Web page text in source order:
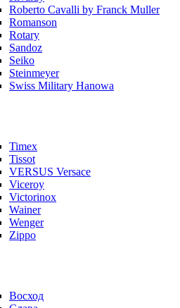
Roberto Cavalli by Franck Muller
Romanson
Rotary
Sandoz
Seiko
Steinmeyer
Swiss Military Hanowa
Timex
Tissot
VERSUS Versace
Viceroy
Victorinox
Wainer
Wenger
Zippo
Восход